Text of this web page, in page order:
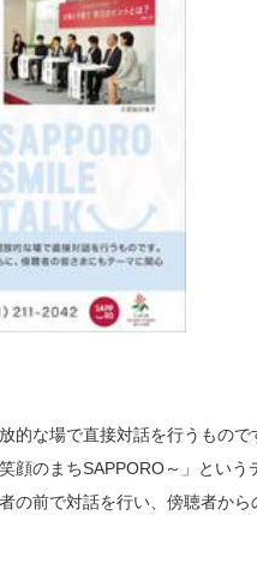
的な場で直接対話を行うもので
顔のまちSAPPORO～」とい
の前で対話を行い、傍聴者から